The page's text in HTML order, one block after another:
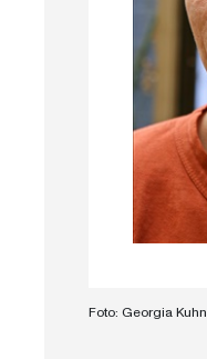
Foto: Georgia Kuhn